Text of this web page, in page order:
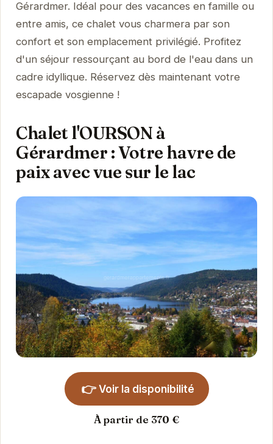
Gérardmer. Idéal pour des vacances en famille ou
entre amis, ce chalet vous charmera par son
confort et son emplacement privilégié. Profitez
d'un séjour ressourçant au bord de l'eau dans un
cadre idyllique. Réservez dès maintenant votre
escapade vosgienne !
Chalet l'OURSON à
Gérardmer : Votre havre de
paix avec vue sur le lac
👉 Voir la disponibilité
À partir de 370 €